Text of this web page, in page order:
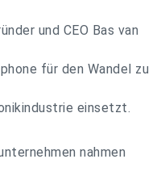
und CEO Bas van
für den Wandel zu
einsetzt.
nahmen